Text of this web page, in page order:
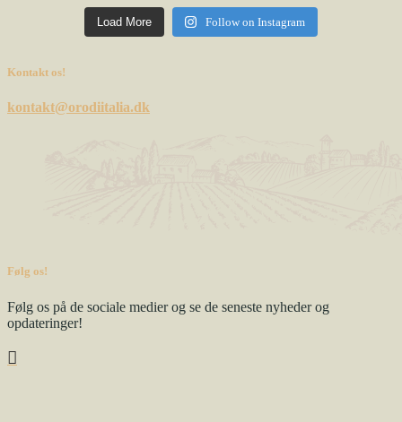
Load More Follow on Instagram
Kontakt os!
kontakt@orodiitalia.dk
Følg os!
Følg os på de sociale medier og se de seneste nyheder og
opdateringer!